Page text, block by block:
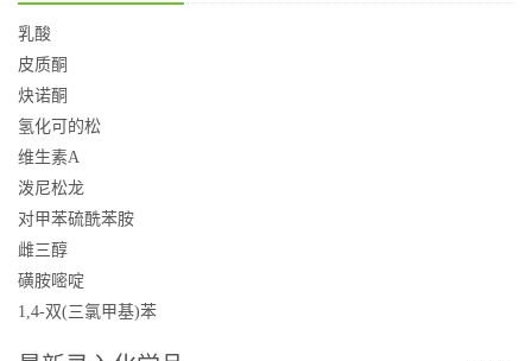
乳酸
皮质酮
炔诺酮
氢化可的松
维生素A
泼尼松龙
对甲苯硫酰苯胺
雌三醇
磺胺嘧啶
1,4-双(三氯甲基)苯